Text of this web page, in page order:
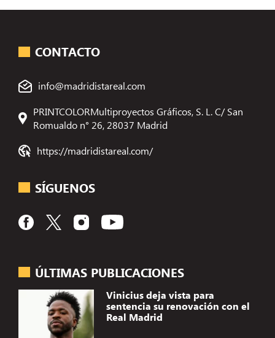
ÚLTIMAS PUBLICACIONES
Vinicius deja vista para
sentencia su renovación con el
Real Madrid
CONTACTO
info@madridistareal.com
PRINTCOLORMultiproyectos Gráficos, S. L. C/ San
Romualdo n° 26, 28037 Madrid
https://madridistareal.com/
SÍGUENOS